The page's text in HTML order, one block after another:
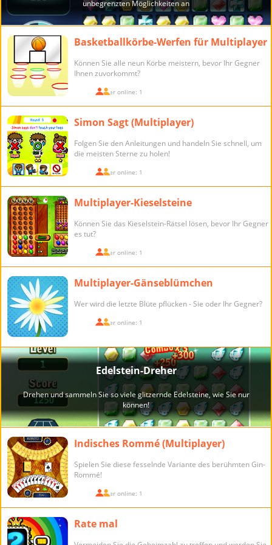
Basketballkörbe-Werfen für Multiplayer
Können Sie alle neun Körbe meistern, bevor Ihr Gegner
Ihnen zuvorkommt?
Spieler online: 1
Simon Sagt (Multiplayer)
Folgen Sie den Anleitungen und handeln Sie schnell, um
die meisten Sterne zu holen!
Spieler online: 1
Multiplayer-Kieselsteine
Können Sie das Kieselstein-Rätsel lösen, bevor Ihr Gegner
es tut?
Spieler online: 1
Multiplayer-Gänseblümchen
Wer wird die letzte Blüte pflücken - Sie oder Ihr Gegner?
Spieler online: 1
Indisches Rommé (Multiplayer)
Spielen Sie diese fesselnde Variante des berühmten Gin-
Rommé!
Spieler online: 1
Rate mal